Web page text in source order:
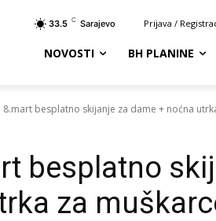
33.5 C Sarajevo Prijava /
NOVOSTI BH PLANINE
8.mart besplatno skijanje za dame + noćna
besplatno
za